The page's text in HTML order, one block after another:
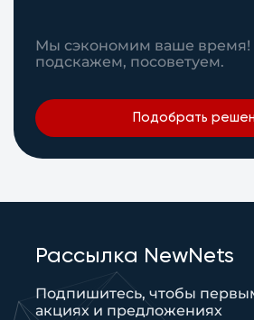
Мы сэкономим ваше
подскажем, посоветуем.
Подобрать
Рассылка NewNets
Подпишитесь, чтобы
акциях и предложениях